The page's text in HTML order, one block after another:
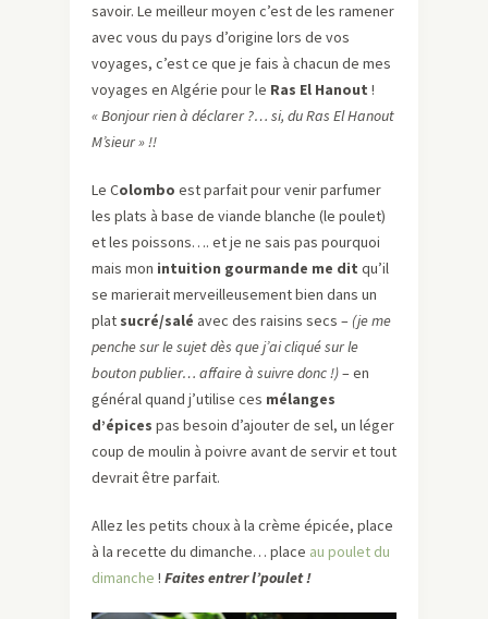
savoir. Le meilleur moyen c’est de les ramener
avec vous du pays d’origine lors de vos
voyages, c’est ce que je fais à chacun de mes
voyages en Algérie pour le Ras El Hanout !
« Bonjour rien à déclarer ?… si, du Ras El Hanout
M’sieur » !!
Le Colombo est parfait pour venir parfumer
les plats à base de viande blanche (le poulet)
et les poissons…. et je ne sais pas pourquoi
mais mon intuition gourmande me dit qu’il
se marierait merveilleusement bien dans un
plat sucré/salé avec des raisins secs – (je me
penche sur le sujet dès que j’ai cliqué sur le
bouton publier… affaire à suivre donc !)– en
général quand j’utilise ces mélanges
d’épices pas besoin d’ajouter de sel, un léger
coup de moulin à poivre avant de servir et tout
devrait être parfait.
Allez les petits choux à la crème épicée, place
à la recette du dimanche… place au poulet du
dimanche ! Faites entrerl’poulet!